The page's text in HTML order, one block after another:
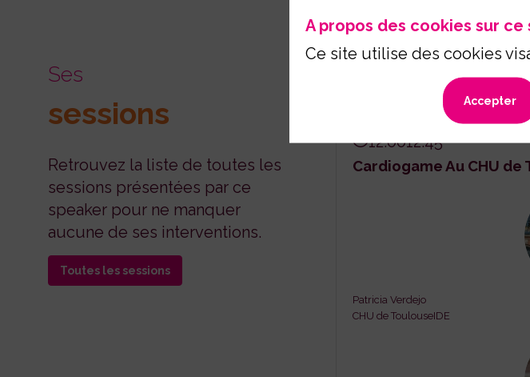
Ses
sessions
Retrouvez la liste de toutes les
sessions présentées par ce
speaker pour ne manquer
aucune de ses interventions.
Toutes les sessions
Ateliers Pratiques
26 mars 2026
12:0012:45
Cardiogame Au CHU
Patricia Verdejo
CHU de ToulouseIDE
A propos des cookies sur ce
Ce site utilise des cookies
Accepter